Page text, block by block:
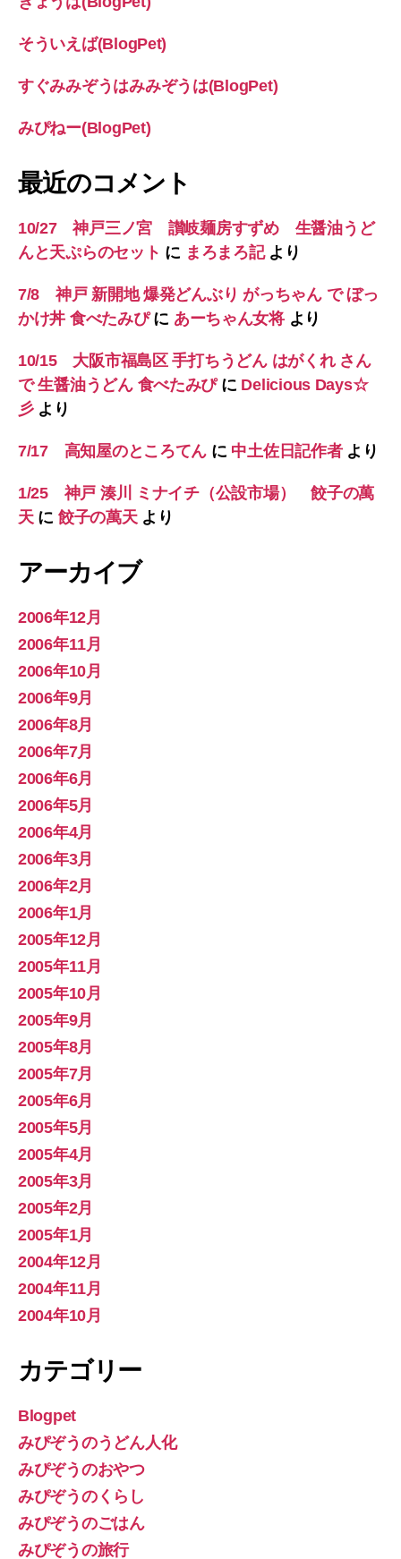
そういえば(BlogPet)
すぐみみぞうはみみぞうは(BlogPet)
みぴねー(BlogPet)
最近のコメント
10/27 神戸三ノ宮 讃岐麺房すずめ 生醤油うど
んと天ぷらのセット に まろまろ記より
7/8 神戸 新開地 爆発どんぶり がっちゃん で ぼっ
かけ丼 食べたみぴに あーちゃん女将より
10/15 大阪市福島区 手打ちうどん はがくれ さん
で 生醤油うどん 食べたみぴに Delicious Days☆
彡より
7/17 高知屋のところてん に 中土佐日記作者より
1/25 神戸 湊川 ミナイチ（公設市場） 餃子の萬
天に 餃子の萬天より
アーカイブ
2006年12月
2006年11月
2006年10月
2006年9月
2006年8月
2006年7月
2006年6月
2006年5月
2006年4月
2006年3月
2006年2月
2006年1月
2005年12月
2005年11月
2005年10月
2005年9月
2005年8月
2005年7月
2005年6月
2005年5月
2005年4月
2005年3月
2005年2月
2005年1月
2004年12月
2004年11月
2004年10月
カテゴリー
Blogpet
みぴぞうのうどん人化
みぴぞうのおやつ
みぴぞうのくらし
みぴぞうのごはん
みぴぞうの旅行